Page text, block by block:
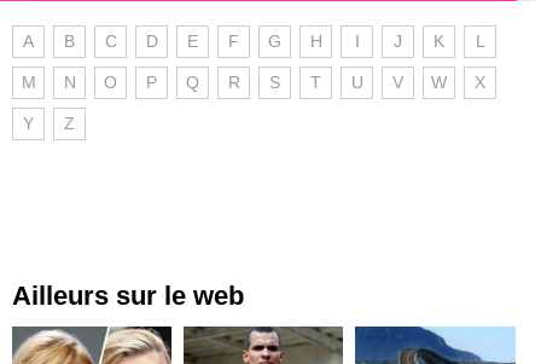
A B C D E F G H I J K L
M N O P Q R S T U V W X
Y Z
Ailleurs sur le web